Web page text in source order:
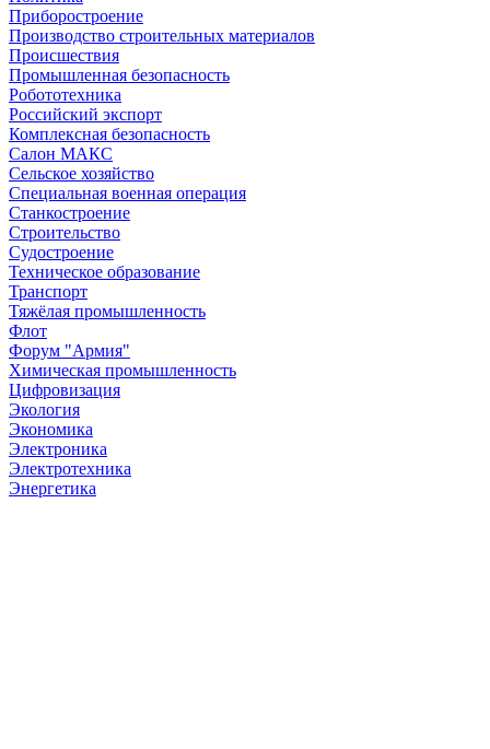
Приборостроение
Производство строительных материалов
Происшествия
Промышленная безопасность
Робототехника
Российский экспорт
Комплексная безопасность
Салон МАКС
Сельское хозяйство
Специальная военная операция
Станкостроение
Строительство
Судостроение
Техническое образование
Транспорт
Тяжёлая промышленность
Флот
Форум "Армия"
Химическая промышленность
Цифровизация
Экология
Экономика
Электроника
Электротехника
Энергетика